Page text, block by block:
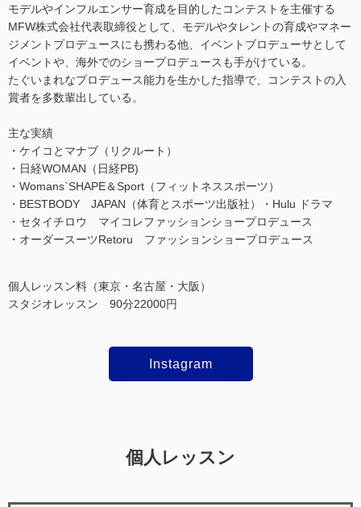
モデルやインフルエンサー育成を目的したコンテストを主催する
MFW株式会社代表取締役として、モデルやタレントの育成やマネー
ジメントプロデュースにも携わる他、イベントブロデューサとして
イベントや、海外でのショープロデュースも手がけている。
たぐいまれなプロデュース能力を生かした指導で、コンテストの入
賞者を多数輩出している。
主な実績
・ケイコとマナブ（リクルート）
・日経WOMAN（日経PB)
・Womans`SHAPE＆Sport（フィットネススポーツ）
・BESTBODY JAPAN（体育とスポーツ出版社）・Hulu ドラマ
・セタイチロウ マイコレファッションショープロデュース
・オーダースーツRetoru ファッションショープロデュース
個人レッスン料（東京・名古屋・大阪）
スタジオレッスン 90分22000円
Instagram
個人レッスン